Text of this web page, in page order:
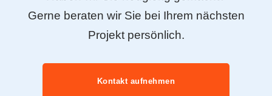
Gerne beraten wir Sie bei Ihrem nächsten
Projekt persönlich.
Kontakt aufnehmen